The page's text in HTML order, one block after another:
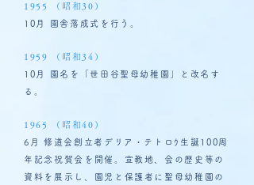
1955 （昭和30）
10月 園舎落成式を行う。
1959 （昭和34）
10月 園名を「世田谷聖母幼稚園」と改名す
る。
1965 （昭和40）
6月 修道会創立者デリア・テトロｳ生誕100周
年記念祝賀会を開催。宣教地、会の歴史等の
資料を展示し、園児と保護者に聖母幼稚園の